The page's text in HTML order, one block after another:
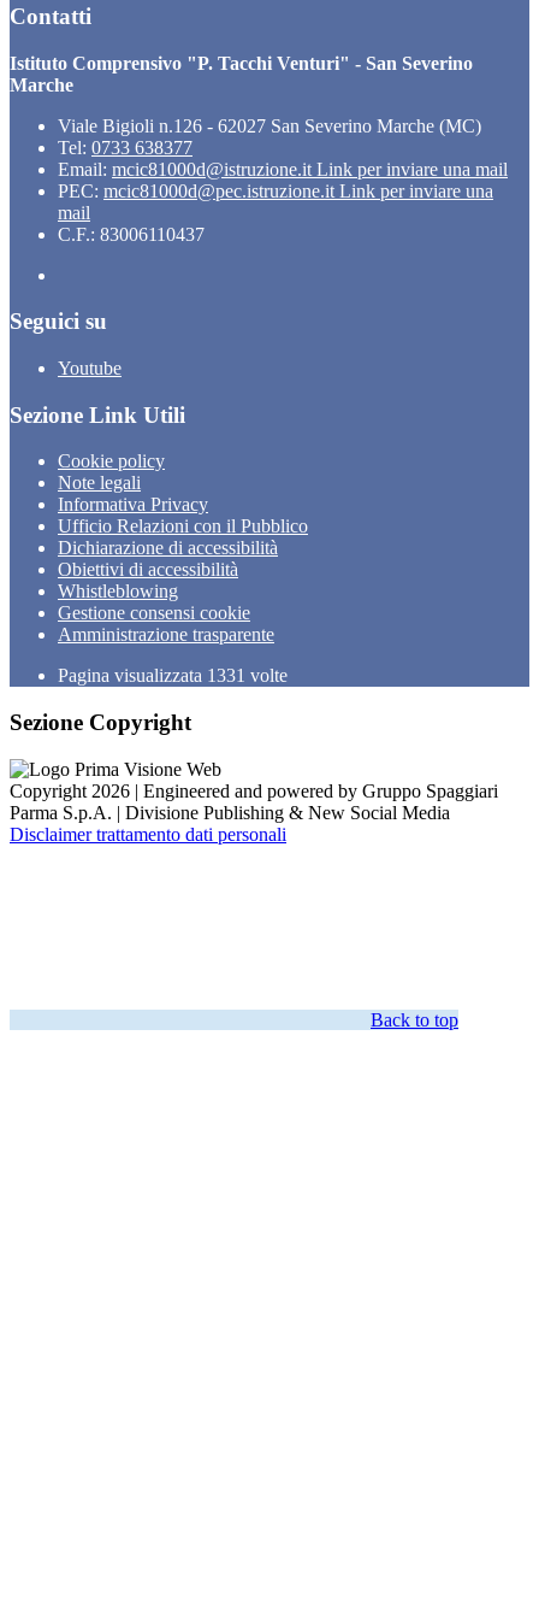
Contatti
Istituto Comprensivo "P. Tacchi Venturi" - San Severino
Marche
Viale Bigioli n.126 - 62027 San Severino Marche (MC)
Tel: 0733 638377
Email: mcic81000d@istruzione.it Link per inviare una mail
PEC: mcic81000d@pec.istruzione.it Link per inviare una
mail
C.F.: 83006110437
Seguici su
Youtube
Sezione Link Utili
Cookie policy
Note legali
Informativa Privacy
Ufficio Relazioni con il Pubblico
Dichiarazione di accessibilità
Obiettivi di accessibilità
Whistleblowing
Gestione consensi cookie
Amministrazione trasparente
Pagina visualizzata 1331 volte
Sezione Copyright
Copyright 2026 | Engineered and powered by Gruppo Spaggiari
Parma S.p.A. | Divisione Publishing & New Social Media
Disclaimer trattamento dati personali
Back to top